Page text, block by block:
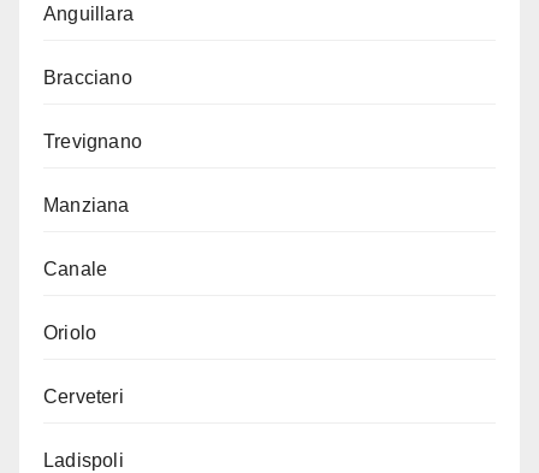
Anguillara
Bracciano
Trevignano
Manziana
Canale
Oriolo
Cerveteri
Ladispoli